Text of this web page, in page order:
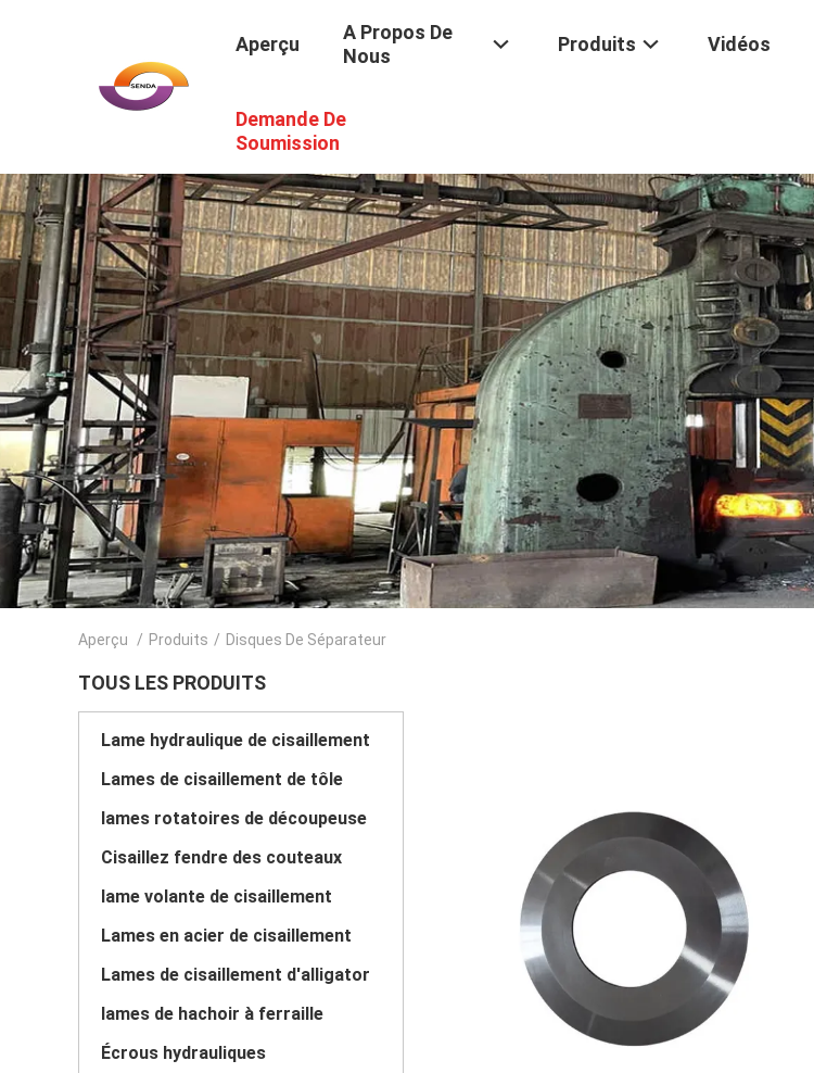
Aperçu
A Propos De
Nous
Produits Vidéos
Demande De
Soumission
Aperçu / Produits / Disques De Séparateur
TOUS LES PRODUITS
Lame hydraulique de cisaillement
Lames de cisaillement de tôle
lames rotatoires de découpeuse
Cisaillez fendre des couteaux
lame volante de cisaillement
Lames en acier de cisaillement
Lames de cisaillement d'alligator
lames de hachoir à ferraille
Écrous hydrauliques